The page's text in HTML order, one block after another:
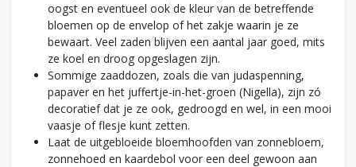
oogst en eventueel ook de kleur van de betreffende
bloemen op de envelop of het zakje waarin je ze
bewaart. Veel zaden blijven een aantal jaar goed, mits
ze koel en droog opgeslagen zijn.
Sommige zaaddozen, zoals die van judaspenning,
papaver en het juffertje-in-het-groen (Nigella), zijn zó
decoratief dat je ze ook, gedroogd en wel, in een mooi
vaasje of flesje kunt zetten.
Laat de uitgebloeide bloemhoofden van zonnebloem,
zonnehoed en kaardebol voor een deel gewoon aan